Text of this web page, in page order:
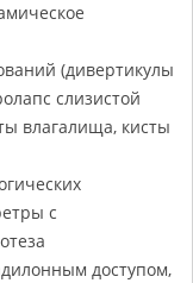
(дивертикулы
слизистой
влагалища, кисты
с
доступом,